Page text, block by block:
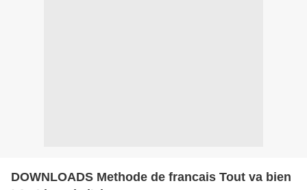
DOWNLOADS Methode de francais Tout va bien